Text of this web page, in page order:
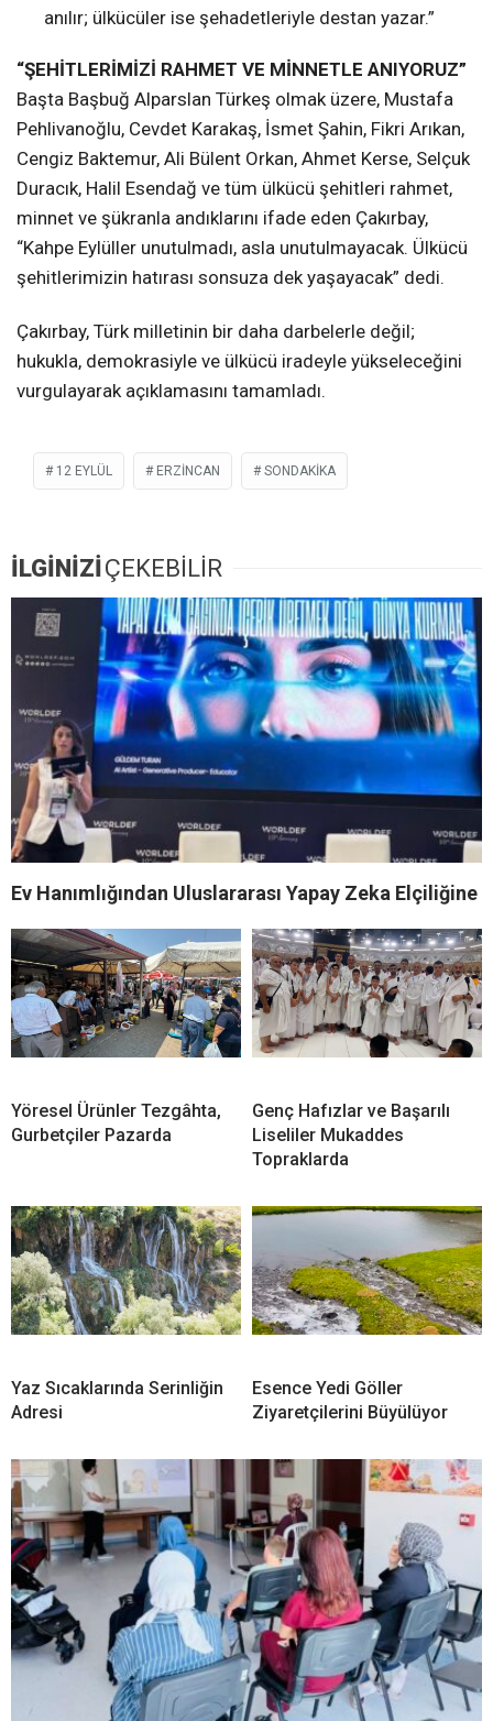
anılır; ülkücüler ise şehadetleriyle destan yazar.”
“ŞEHİTLERİMİZİ RAHMET VE MİNNETLE ANIYORUZ”
Başta Başbuğ Alparslan Türkeş olmak üzere, Mustafa
Pehlivanoğlu, Cevdet Karakaş, İsmet Şahin, Fikri Arıkan,
Cengiz Baktemur, Ali Bülent Orkan, Ahmet Kerse, Selçuk
Duracık, Halil Esendağ ve tüm ülkücü şehitleri rahmet,
minnet ve şükranla andıklarını ifade eden Çakırbay,
“Kahpe Eylüller unutulmadı, asla unutulmayacak. Ülkücü
şehitlerimizin hatırası sonsuza dek yaşayacak” dedi.
Çakırbay, Türk milletinin bir daha darbelerle değil;
hukukla, demokrasiyle ve ülkücü iradeyle yükseleceğini
vurgulayarak açıklamasını tamamladı.
12 EYLÜL ERZİNCAN SONDAKIKA
İLGİNİZİÇEKEBİLİR
Ev Hanımlığından Uluslararası Yapay Zeka Elçiliğine
Yöresel Ürünler Tezgâhta,
Gurbetçiler Pazarda
Genç Hafızlar ve Başarılı
Liseliler Mukaddes
Topraklarda
Yaz Sıcaklarında Serinliğin
Adresi
Esence Yedi Göller
Ziyaretçilerini Büyülüyor